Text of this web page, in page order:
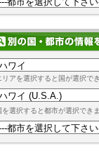
リアを選択すると国が選択で
を選択すると都市が選択でき